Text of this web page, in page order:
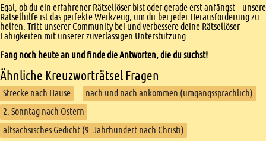
Egal, ob du ein erfahrener Rätsellöser bist oder gerade erst anfängst – unsere
Rätselhilfe ist das perfekte Werkzeug, um dir bei jeder Herausforderung zu
helfen. Tritt unserer Community bei und verbessere deine Rätsellöser-
Fähigkeiten mit unserer zuverlässigen Unterstützung.
Fang noch heute an und finde die Antworten, die du suchst!
Ähnliche Kreuzworträtsel Fragen
Strecke nach Hause
nach und nach ankommen (umgangssprachlich)
2. Sonntag nach Ostern
altsächsisches Gedicht (9. Jahrhundert nach Christi)